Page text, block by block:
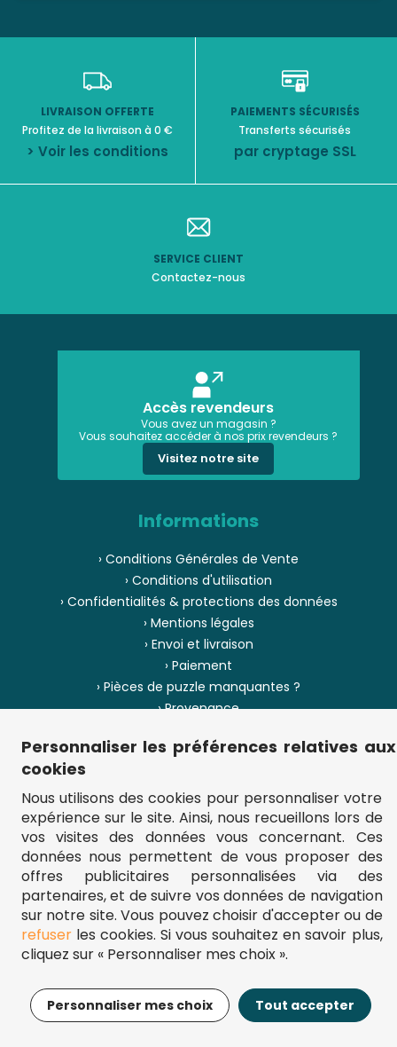
9,95€ Ajouter au panier
LIVRAISON OFFERTE
Profitez de la livraison à 0 €
> Voir les conditions
PAIEMENTS SÉCURISÉS
Transferts sécurisés
par cryptage SSL
SERVICE CLIENT
Contactez-nous
Accès revendeurs
Vous avez un magasin ?
Vous souhaitez accéder à nos prix revendeurs ?
Visitez notre site
Informations
› Conditions Générales de Vente
› Conditions d'utilisation
› Confidentialités & protections des données
› Mentions légales
› Envoi et livraison
› Paiement
› Pièces de puzzle manquantes ?
› Provenance
› Plan du site
** Frais d'envoi = 6,95 € (France) / gratuit à partir de 45 €.
fou-de-puzzle.com : le site référence pour acheter des puzzles de
qualité à bon prix.
© Fou-de-puzzle.com 2011 - 2026
Personnaliser les préférences relatives aux
cookies
Nous utilisons des cookies pour personnaliser votre
expérience sur le site. Ainsi, nous recueillons lors de
vos visites des données vous concernant. Ces
données nous permettent de vous proposer des
offres publicitaires personnalisées via des
partenaires, et de suivre vos données de navigation
sur notre site. Vous pouvez choisir d'accepter ou de
refuserles cookies. Si vous souhaitez en savoir plus,
cliquez sur « Personnaliser mes choix ».
Personnaliser mes choix Tout accepter